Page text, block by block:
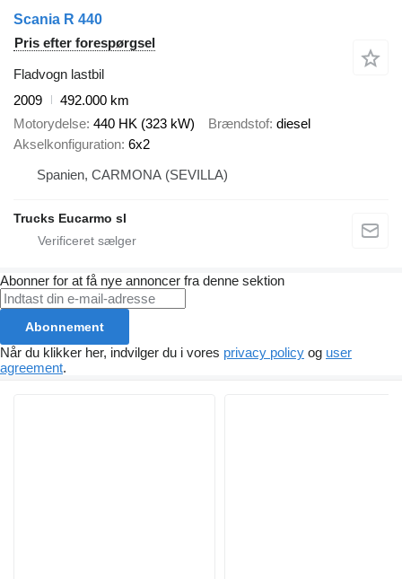
Scania R 440
Pris efter forespørgsel
Fladvogn lastbil
2009
492.000 km
Motorydelse 440 HK (323 kW) Brændstof diesel
Akselkonfiguration 6x2
Spanien, CARMONA (SEVILLA)
Trucks Eucarmo sl
Abonner for at få nye annoncer fra denne sektion
Abonnement
Når du klikker her, indvilger du i vores privacy policy og user
agreement.